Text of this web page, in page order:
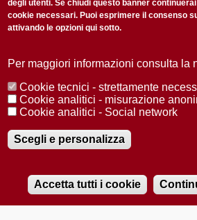
Audio
Accetto laPrivacy Policy
Redazione Copyright Privacy
Area
© 2025 Università di Padova
Registrazione presso il Tribunale di Padova n.
2012
degli utenti. Se chiudi questo banner
cookie necessari. Puoi esprimere il consenso
attivando le opzioni qui sotto.
Per maggiori informazioni consulta la
Cookie tecnici - strettamente
Cookie analitici - misurazione
Cookie analitici - Social network
Scegli e personalizza
Accetta tutti i cookie